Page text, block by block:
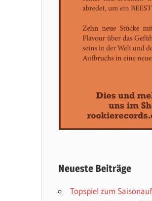
Neueste Beiträge
Topspiel zum